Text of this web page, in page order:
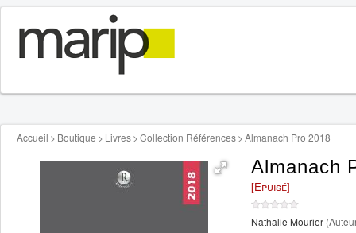
Accueil > Boutique > Livres>Collection Références>Almanach Pro 2018
Almanach
[Epuisé]
Nathalie Mourier